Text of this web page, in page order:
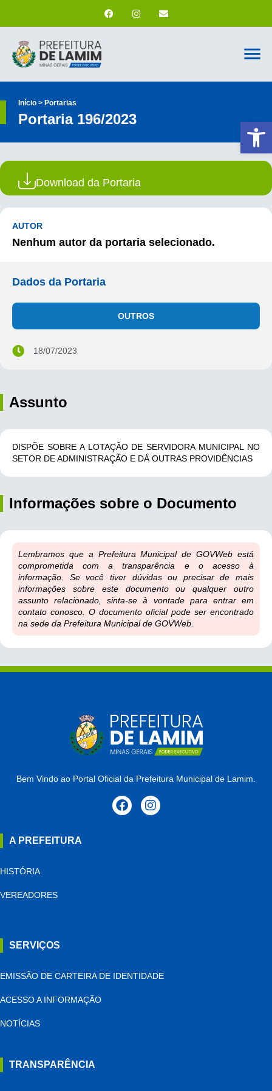
Início > Portarias
Portaria 196/2023
Download da Portaria
AUTOR
Nenhum autor da portaria selecionado.
Dados da Portaria
OUTROS
18/07/2023
Assunto
DISPÕE SOBRE A LOTAÇÃO DE SERVIDORA MUNICIPAL NO
SETOR DE ADMINISTRAÇÃO E DÁ OUTRAS PROVIDÊNCIAS
Informações sobre o Documento
Lembramos que a Prefeitura Municipal de GOVWeb está
comprometida com a transparência e o acesso à
informação. Se você tiver dúvidas ou precisar de mais
informações sobre este documento ou qualquer outro
assunto relacionado, sinta-se à vontade para entrar em
contato conosco. O documento oficial pode ser encontrado
na sede da Prefeitura Municipal de GOVWeb.
Bem Vindo ao Portal Oficial da Prefeitura Municipal de Lamim.
A PREFEITURA
HISTÓRIA
VEREADORES
SERVIÇOS
EMISSÃO DE CARTEIRA DE IDENTIDADE
ACESSO A INFORMAÇÃO
NOTÍCIAS
TRANSPARÊNCIA